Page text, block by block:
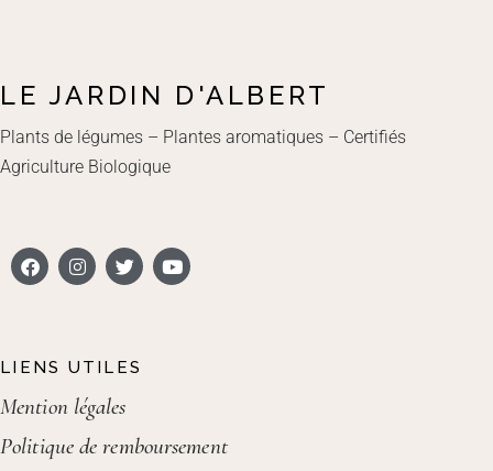
LE JARDIN D'ALBERT
Plants de légumes – Plantes aromatiques – Certifiés
Agriculture Biologique
LIENS UTILES
Mention légales
Politique de remboursement